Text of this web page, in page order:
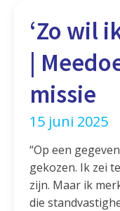
‘Zo wil
|
missie
15 juni 2025
“Op een
gekozen. Ik zei
zijn. Maar ik
die